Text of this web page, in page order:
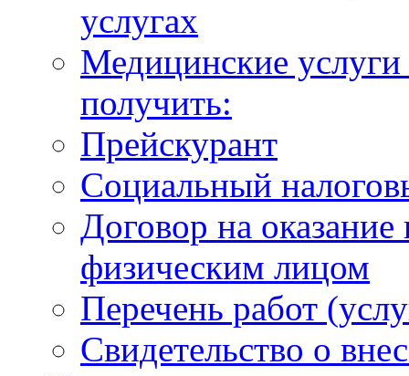
услугах
Медицинские
получить:
Прейскурант
Социальный
Договор на
физическим лицом
Перечень работ
Свидетельство о